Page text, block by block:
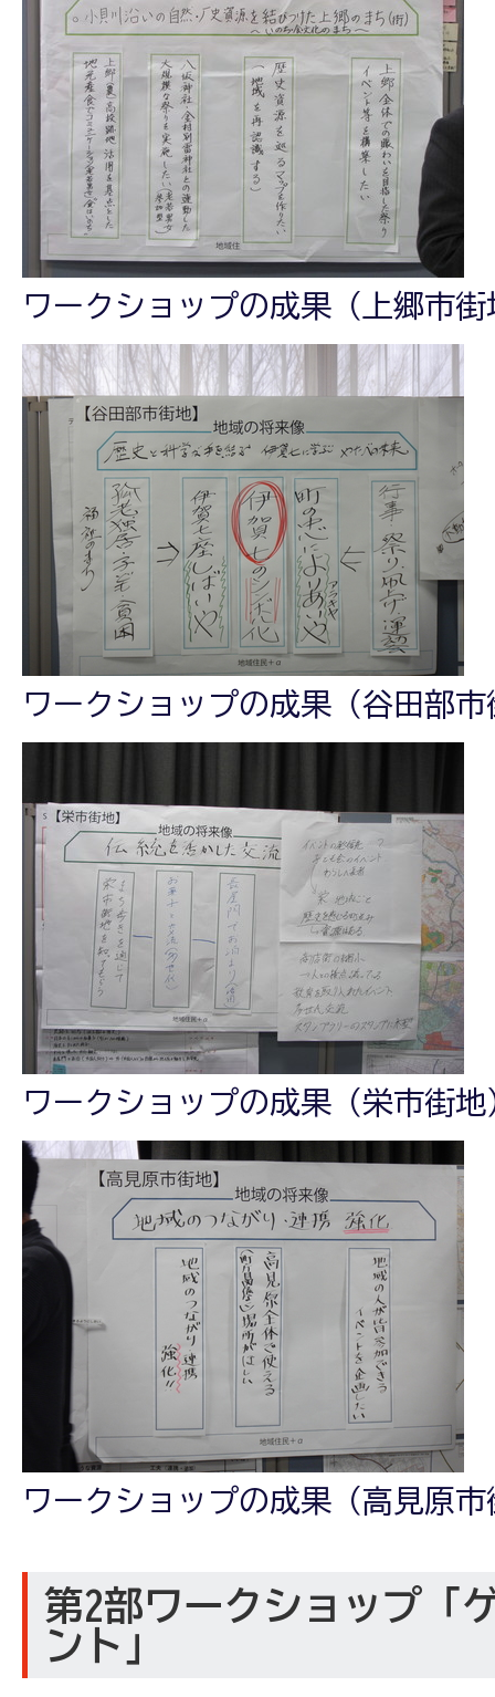
ワークショップの成果（上郷市街
ワークショップの成果（谷田部市
ワークショップの成果（栄市街地
ワークショップの成果（高見原市
第2部ワークショップ「
ント」